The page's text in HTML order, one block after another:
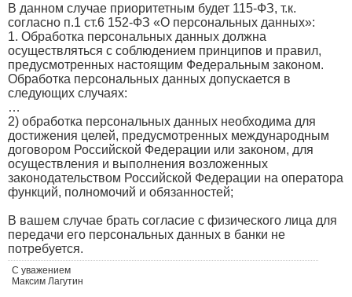
В данном случае приоритетным будет 115-ФЗ, т.к.
согласно п.1 ст.6 152-ФЗ «О персональных данных»:
1. Обработка персональных данных должна
осуществляться с соблюдением принципов и правил,
предусмотренных настоящим Федеральным законом.
Обработка персональных данных допускается в
следующих случаях:
…
2) обработка персональных данных необходима для
достижения целей, предусмотренных международным
договором Российской Федерации или законом, для
осуществления и выполнения возложенных
законодательством Российской Федерации на оператора
функций, полномочий и обязанностей;
В вашем случае брать согласие с физического лица для
передачи его персональных данных в банки не
потребуется.
С уважением
Максим Лагутин